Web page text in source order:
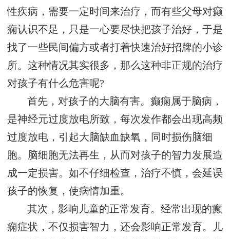
性疾病，需要一定时间来治疗，而有些父母对癫
痫认识不足，只是一心要尽快把孩子治好，于是
找了一些民间偏方或者打着快速治好招牌的小诊
所。这种情况其实很多，那么这种非正规的治疗
对孩子有什么危害呢?
首先，对孩子的大脑有害。癫痫属于脑病，
是神经元过度放电所致，每次发作都会出现高频
过度放电，引起大脑缺血缺氧，同时损伤脑细
胞。脑细胞无法再生，从而对孩子的智力发展造
成一定损害。如不仔细检查，治疗不慎，会延误
孩子的恢复，使病情加重。
其次，影响儿童的正常发育。经常出现的癫
痫症状，不仅损害智力，还会影响正常发育。儿